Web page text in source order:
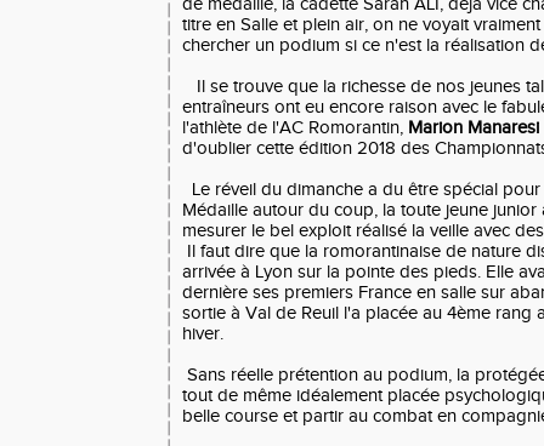
de médaille, la cadette Sarah ALI, déjà vice
titre en Salle et plein air, on ne voyait
chercher un podium si ce n'est la réalisation
Il se trouve que la richesse de nos jeunes
entraîneurs ont eu encore raison avec le
l'athlète de l'AC Romorantin, Marion Manaresi
d'oublier cette édition 2018 des
Le réveil du dimanche a du être spécial
Médaille autour du coup, la toute jeune junior
mesurer le bel exploit réalisé la veille avec
Il faut dire que la romorantinaise de nature
arrivée à Lyon sur la pointe des pieds. Elle
dernière ses premiers France en salle sur
sortie à Val de Reuil l'a placée au 4ème rang
hiver.
Sans réelle prétention au podium, la
tout de même idéalement placée
belle course et partir au combat en